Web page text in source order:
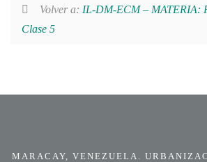
Volver a: IL-DM-ECM – MATERIA:
Clase 5
MARACAY, VENEZUELA.